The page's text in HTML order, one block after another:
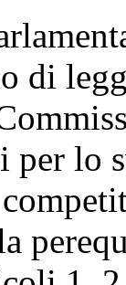
di
per lo